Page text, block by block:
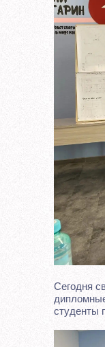
Сегодня
студенты